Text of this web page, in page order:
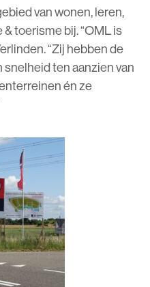
van wonen, leren,
toerisme bij. “OML is
“Zij hebben de
ten aanzien van
én ze